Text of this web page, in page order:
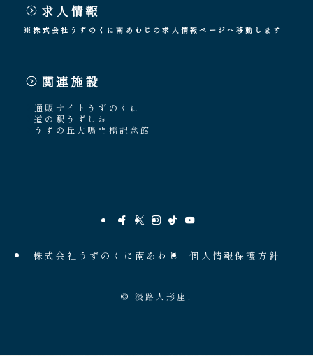
求人情報
※株式会社うずのくに南あわじの求人情報ページへ移動します
関連施設
通販サイトうずのくに
道の駅うずしお
うずの丘大鳴門橋記念館
株式会社うずのくに南あわじ 個人情報保護方針
© 淡路人形座.